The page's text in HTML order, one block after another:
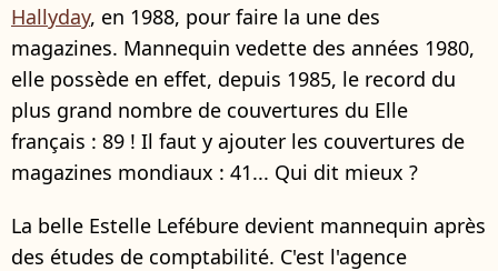
Hallyday, en 1988, pour faire la une des
magazines. Mannequin vedette des années 1980,
elle possède en effet, depuis 1985, le record du
plus grand nombre de couvertures du Elle
français : 89 ! Il faut y ajouter les couvertures de
magazines mondiaux : 41... Qui dit mieux ?
La belle Estelle Lefébure devient mannequin après
des études de comptabilité. C'est l'agence